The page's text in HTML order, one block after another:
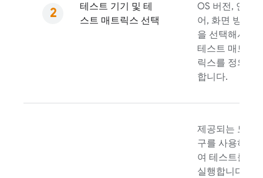
테스트 기기 및 테
스트 매트릭스 선택
OS 버전, 언
어, 화면 방향
을 선택해서
테스트 매트
릭스를 정의
합니다.
제공되는 도
구를 사용하
여 테스트를
실행합니다.